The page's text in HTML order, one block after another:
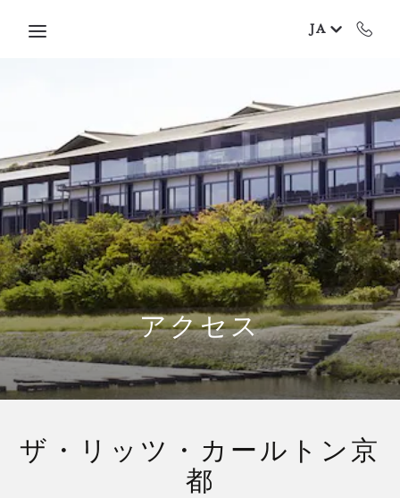
JA
アクセス
ザ・リッツ・カールトン京
都